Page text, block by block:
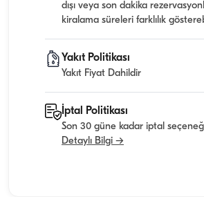
dışı veya son dakika
kiralama süreleri farklılık
Yakıt Politikası
Yakıt Fiyat Dahildir
İptal Politikası
Son 30 güne kadar iptal
Detaylı Bilgi →